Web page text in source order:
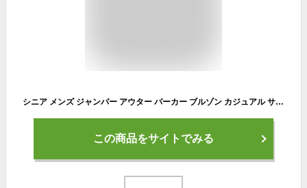
シニア メンズ ジャンパー アウター パーカー ブルゾン カジュアル サッカー素材 涼感素材 吸水速乾 防シワ 春夏 秋 薄手 50代 60代 70代 紳士 部屋着 シニアファッション 321406 送料無料【沖縄への配送不可】贈り物 プレゼント
この商品をサイトでみる